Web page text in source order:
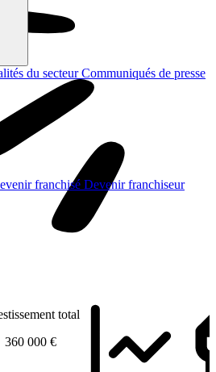
du secteur Communiqués de presse
franchisé Devenir franchiseur
total
360 000 €